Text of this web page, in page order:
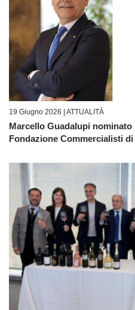
19 Giugno 2026 | ATTUALITÀ
Marcello Guadalupi
Fondazione Commercialisti